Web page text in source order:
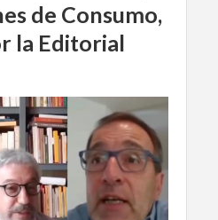
de Consumo,
la Editorial